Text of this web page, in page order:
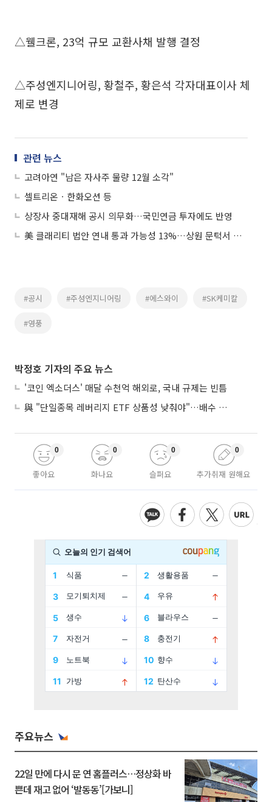
△웰크론, 23억 규모 교환사채 발행 결정
△주성엔지니어링, 황철주, 황은석 각자대표이사 체
제로 변경
관련 뉴스
고려아연 "남은 자사주 물량 12월 소각"
셀트리온ㆍ한화오션 등
상장사 중대재해 공시 의무화…국민연금 투자에도 반영
美 클래리티 법안 연내 통과 가능성 13%…상원 문턱서 제동
#공시 #주성엔지니어링 #에스와이 #SK케미칼
#영풍
박정호 기자의 주요 뉴스
'코인 엑소더스' 매달 수천억 해외로, 국내 규제는 빈틈
與 "단일종목 레버리지 ETF 상품성 낮춰야"…배수 조정안도 거론
좋아요
0
화나요
0
슬퍼요
0
추가취재 원해요
0
주요뉴스
22일 만에 다시 문 연 홈플러스…정상화 바
쁜데 재고 없어 ‘발동동’[가보니]